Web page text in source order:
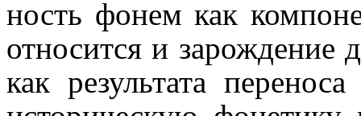
ность фонем как
относится и зарождение
как результата